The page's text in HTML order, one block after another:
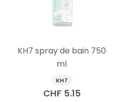
KH7 spray de bain 750
ml
KH7
CHF 5.15